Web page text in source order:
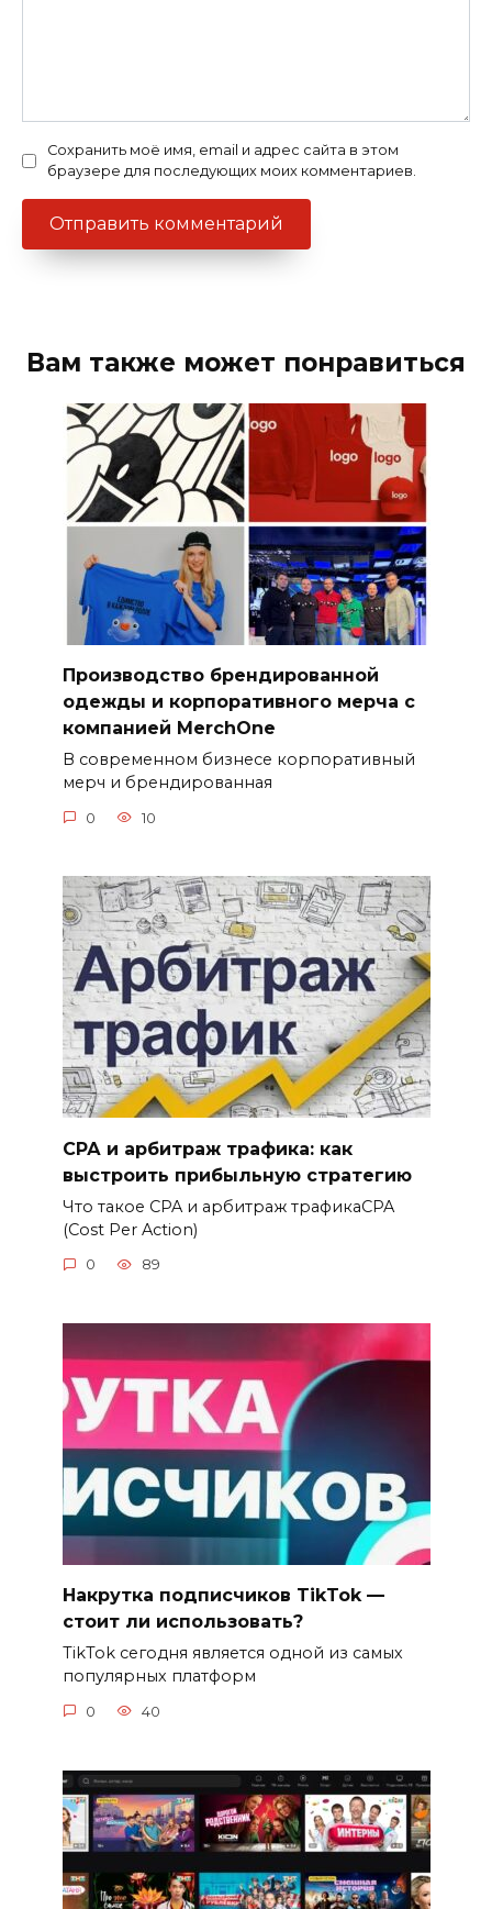
Сохранить моё имя, email и адрес сайта в этом
браузере для последующих моих комментариев.
Вам также может понравиться
Производство брендированной
одежды и корпоративного мерча с
компанией MerchOne
В современном бизнесе корпоративный
мерч и брендированная
0 10
СРА и арбитраж трафика: как
выстроить прибыльную стратегию
Что такое CPA и арбитраж трафикаCPA
(Cost Per Action)
0 89
Накрутка подписчиков TikTok —
стоит ли использовать?
TikTok сегодня является одной из самых
популярных платформ
0 40